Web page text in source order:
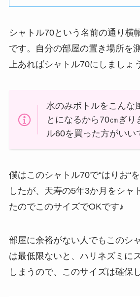
シャトル70という名前の通り横
です。
自分の部屋の置き場所を
上あればシャトル70にしましょ
水のみボトルをこんな
とになるから70㎝ぎり
ル60を買った方がいい
僕はこのシャトル70で“はりお“
したが、天寿の5年3か月をシャ
たのでこのサイズでOKです♪
部屋に余裕がない人でもこのシ
は最低限ないと、ハリネズミに
しまうので、このサイズは確保